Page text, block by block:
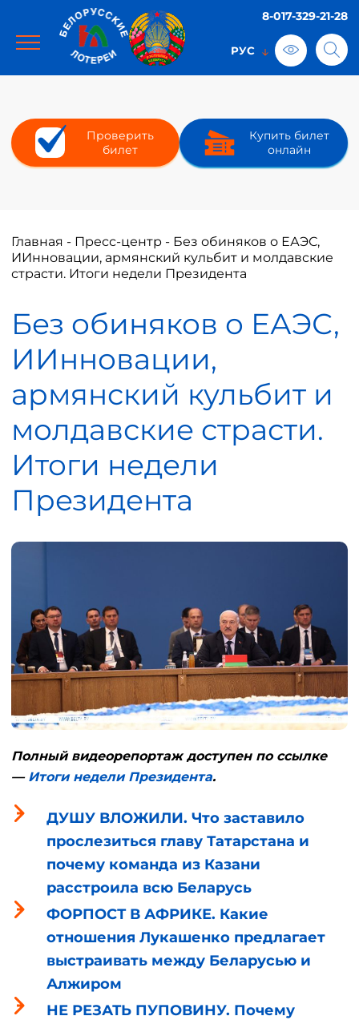
8-017-329-21-28
Проверить
билет
Купить билет
онлайн
Главная - Пресс-центр - Без обиняков о ЕАЭС,
ИИнновации, армянский кульбит и молдавские
страсти. Итоги недели Президента
Без обиняков о ЕАЭС,
ИИнновации,
армянский кульбит и
молдавские страсти.
Итоги недели
Президента
Полный видеорепортаж доступен по ссылке
—Итоги недели Президента.
ДУШУ ВЛОЖИЛИ. Что заставило
прослезиться главу Татарстана и
почему команда из Казани
расстроила всю Беларусь
ФОРПОСТ В АФРИКЕ. Какие
отношения Лукашенко предлагает
выстраивать между Беларусью и
Алжиром
НЕ РЕЗАТЬ ПУПОВИНУ. Почему